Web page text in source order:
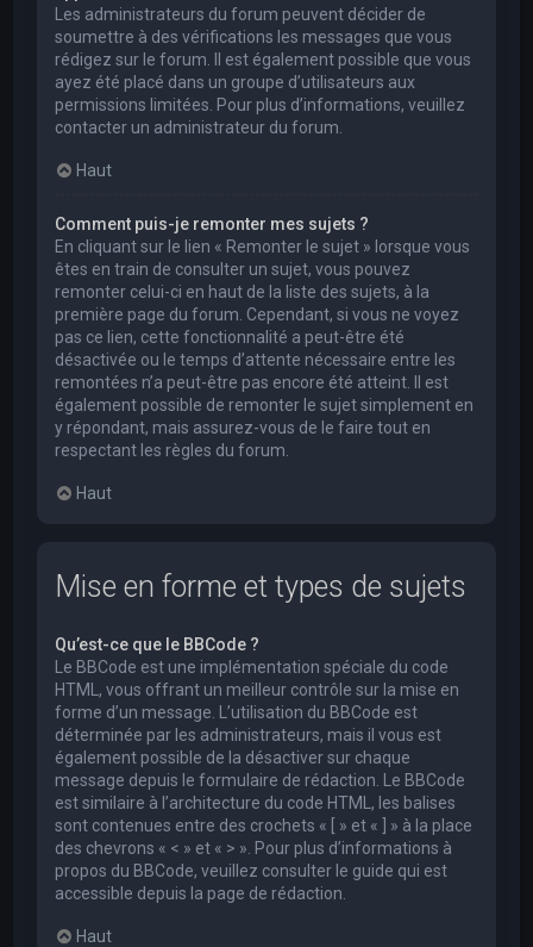
Les administrateurs du forum peuvent décider de
soumettre à des vérifications les messages que vous
rédigez sur le forum. Il est également possible que vous
ayez été placé dans un groupe d’utilisateurs aux
permissions limitées. Pour plus d’informations, veuillez
contacter un administrateur du forum.
Haut
Comment puis-je remonter mes sujets ?
En cliquant sur le lien « Remonter le sujet » lorsque vous
êtes en train de consulter un sujet, vous pouvez
remonter celui-ci en haut de la liste des sujets, à la
première page du forum. Cependant, si vous ne voyez
pas ce lien, cette fonctionnalité a peut-être été
désactivée ou le temps d’attente nécessaire entre les
remontées n’a peut-être pas encore été atteint. Il est
également possible de remonter le sujet simplement en
y répondant, mais assurez-vous de le faire tout en
respectant les règles du forum.
Haut
Mise en forme et types de sujets
Qu’est-ce que le BBCode ?
Le BBCode est une implémentation spéciale du code
HTML, vous offrant un meilleur contrôle sur la mise en
forme d’un message. L’utilisation du BBCode est
déterminée par les administrateurs, mais il vous est
également possible de la désactiver sur chaque
message depuis le formulaire de rédaction. Le BBCode
est similaire à l’architecture du code HTML, les balises
sont contenues entre des crochets « [ » et « ] » à la place
des chevrons « < » et « > ». Pour plus d’informations à
propos du BBCode, veuillez consulter le guide qui est
accessible depuis la page de rédaction.
Haut